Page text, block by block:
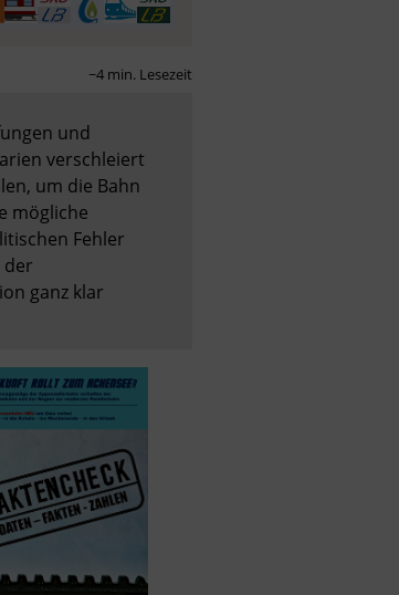
~4 min. Lesezeit
und
verschleiert
um die Bahn
mögliche
Fehler
der
ganz klar